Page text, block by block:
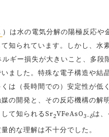
）は水の電気分解の陽極反応や
知られています。しかし、
ルギー損失が大きいこと、多
ました。特殊な電子構造や結
は（長時間での）安定性が低
の開発と、その反応機構の解
て知られるSr2VFeAsO3-δは
的な理解は不十分でした。